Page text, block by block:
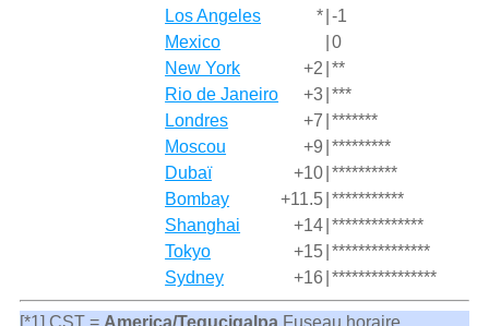
Los Angeles * -1
Mexico
0
New York
+2 **
Rio de Janeiro
+3 ***
Londres
+7 *******
Moscou
+9 *********
Dubaï
+10 **********
Bombay
+11.5 ***********
Shanghai
+14 **************
Tokyo
+15 ***************
Sydney
+16 ****************
[*1] CST = America/TegucigalpaFuseau horaire